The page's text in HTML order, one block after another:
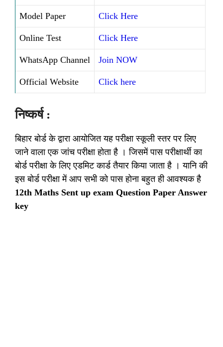
Model Paper Click Here
Online Test Click Here
WhatsApp Channel Join NOW
Official Website Click here
निष्कर्ष :
बिहार बोर्ड के द्वारा आयोजित यह परीक्षा स्कूली स्तर पर लिए
जाने वाला एक जांच परीक्षा होता है । जिसमें पास परीक्षार्थी का
बोर्ड परीक्षा के लिए एडमिट कार्ड तैयार किया जाता है । यानि की
इस बोर्ड परीक्षा में आप सभी को पास होना बहुत ही आवश्यक है
12th Maths Sent up exam Question Paper Answer
key